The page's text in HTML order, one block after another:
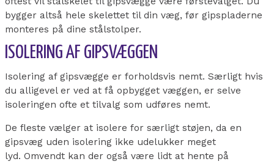
bygger altså hele skelettet til din væg, før gipspladerne
monteres på dine stålstolper.
ISOLERING AF GIPSVÆGGEN
Isolering af gipsvægge er forholdsvis nemt. Særligt hvis
du alligevel er ved at få opbygget væggen, er selve
isoleringen ofte et tilvalg som udføres nemt.
De fleste vælger at isolere for særligt støjen, da en
gipsvæg uden isolering ikke udelukker meget
lyd. Omvendt kan der også være lidt at hente på